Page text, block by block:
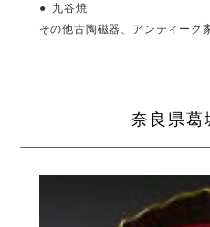
九谷焼
その他古陶磁器、アンティーク
奈良県葛